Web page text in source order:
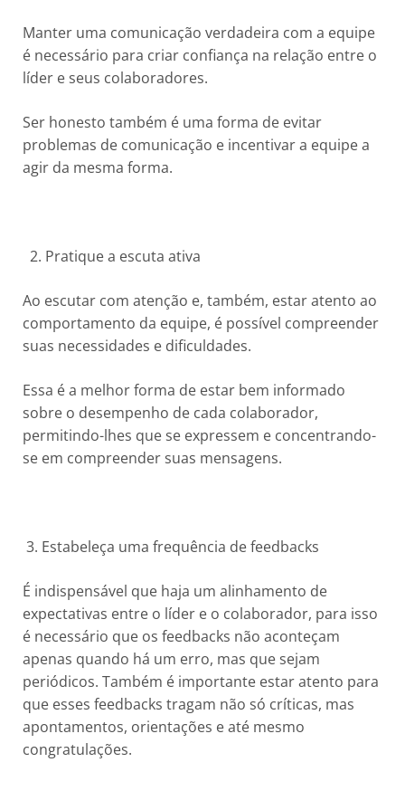
Manter uma comunicação verdadeira com a equipe
é necessário para criar confiança na relação entre o
líder e seus colaboradores.
Ser honesto também é uma forma de evitar
problemas de comunicação e incentivar a equipe a
agir da mesma forma.
2. Pratique a escuta ativa
Ao escutar com atenção e, também, estar atento ao
comportamento da equipe, é possível compreender
suas necessidades e dificuldades.
Essa é a melhor forma de estar bem informado
sobre o desempenho de cada colaborador,
permitindo-lhes que se expressem e concentrando-
se em compreender suas mensagens.
3. Estabeleça uma frequência de feedbacks
É indispensável que haja um alinhamento de
expectativas entre o líder e o colaborador, para isso
é necessário que os feedbacks não aconteçam
apenas quando há um erro, mas que sejam
periódicos. Também é importante estar atento para
que esses feedbacks tragam não só críticas, mas
apontamentos, orientações e até mesmo
congratulações.